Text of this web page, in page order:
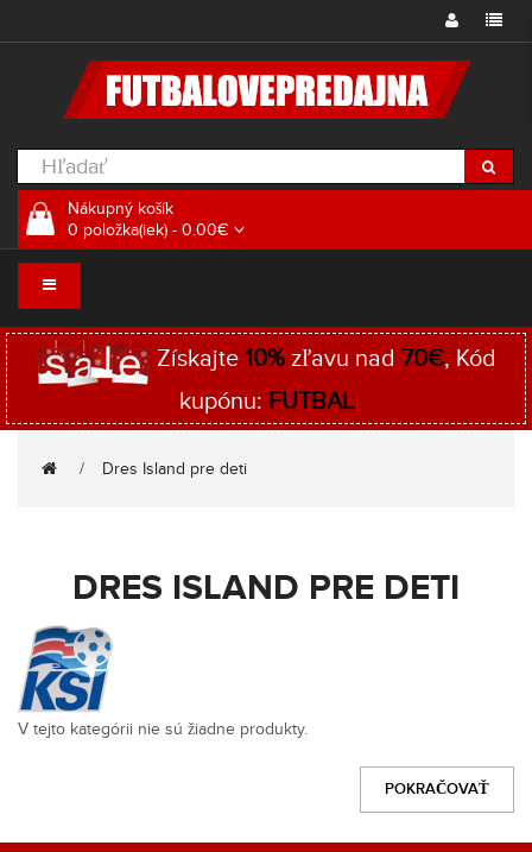
Nákupný košík
0 položka(iek) - 0.00€
Získajte 10%zľavu nad 70€, Kód
kupónu: FUTBAL
Dres Island pre deti
DRES ISLAND PRE DETI
V tejto kategórii nie sú žiadne produkty.
POKRAČOVAŤ